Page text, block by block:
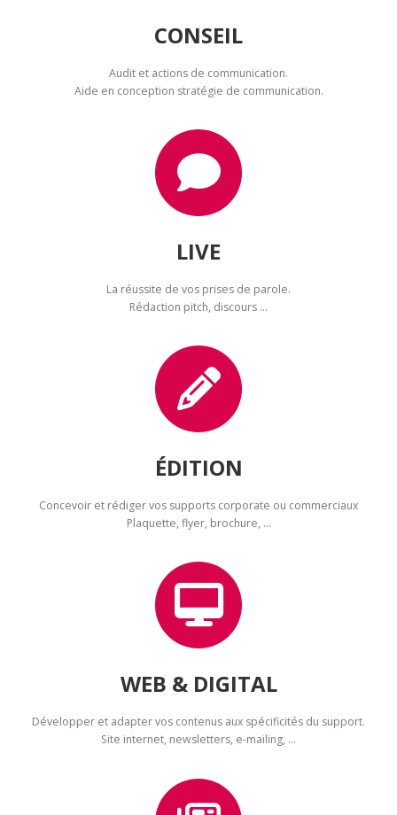
CONSEIL
Audit et actions de communication.
Aide en conception stratégie de communication.
LIVE
La réussite de vos prises de parole.
Rédaction pitch, discours …
ÉDITION
Concevoir et rédiger vos supports corporate ou commerciaux
Plaquette, flyer, brochure, …
WEB & DIGITAL
Développer et adapter vos contenus aux spécificités du support.
Site internet, newsletters, e-mailing, ...